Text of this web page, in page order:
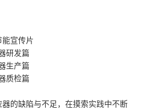
能宣传片
研发篇
生产篇
质检篇
的缺陷与不足，在摸索实践中不断